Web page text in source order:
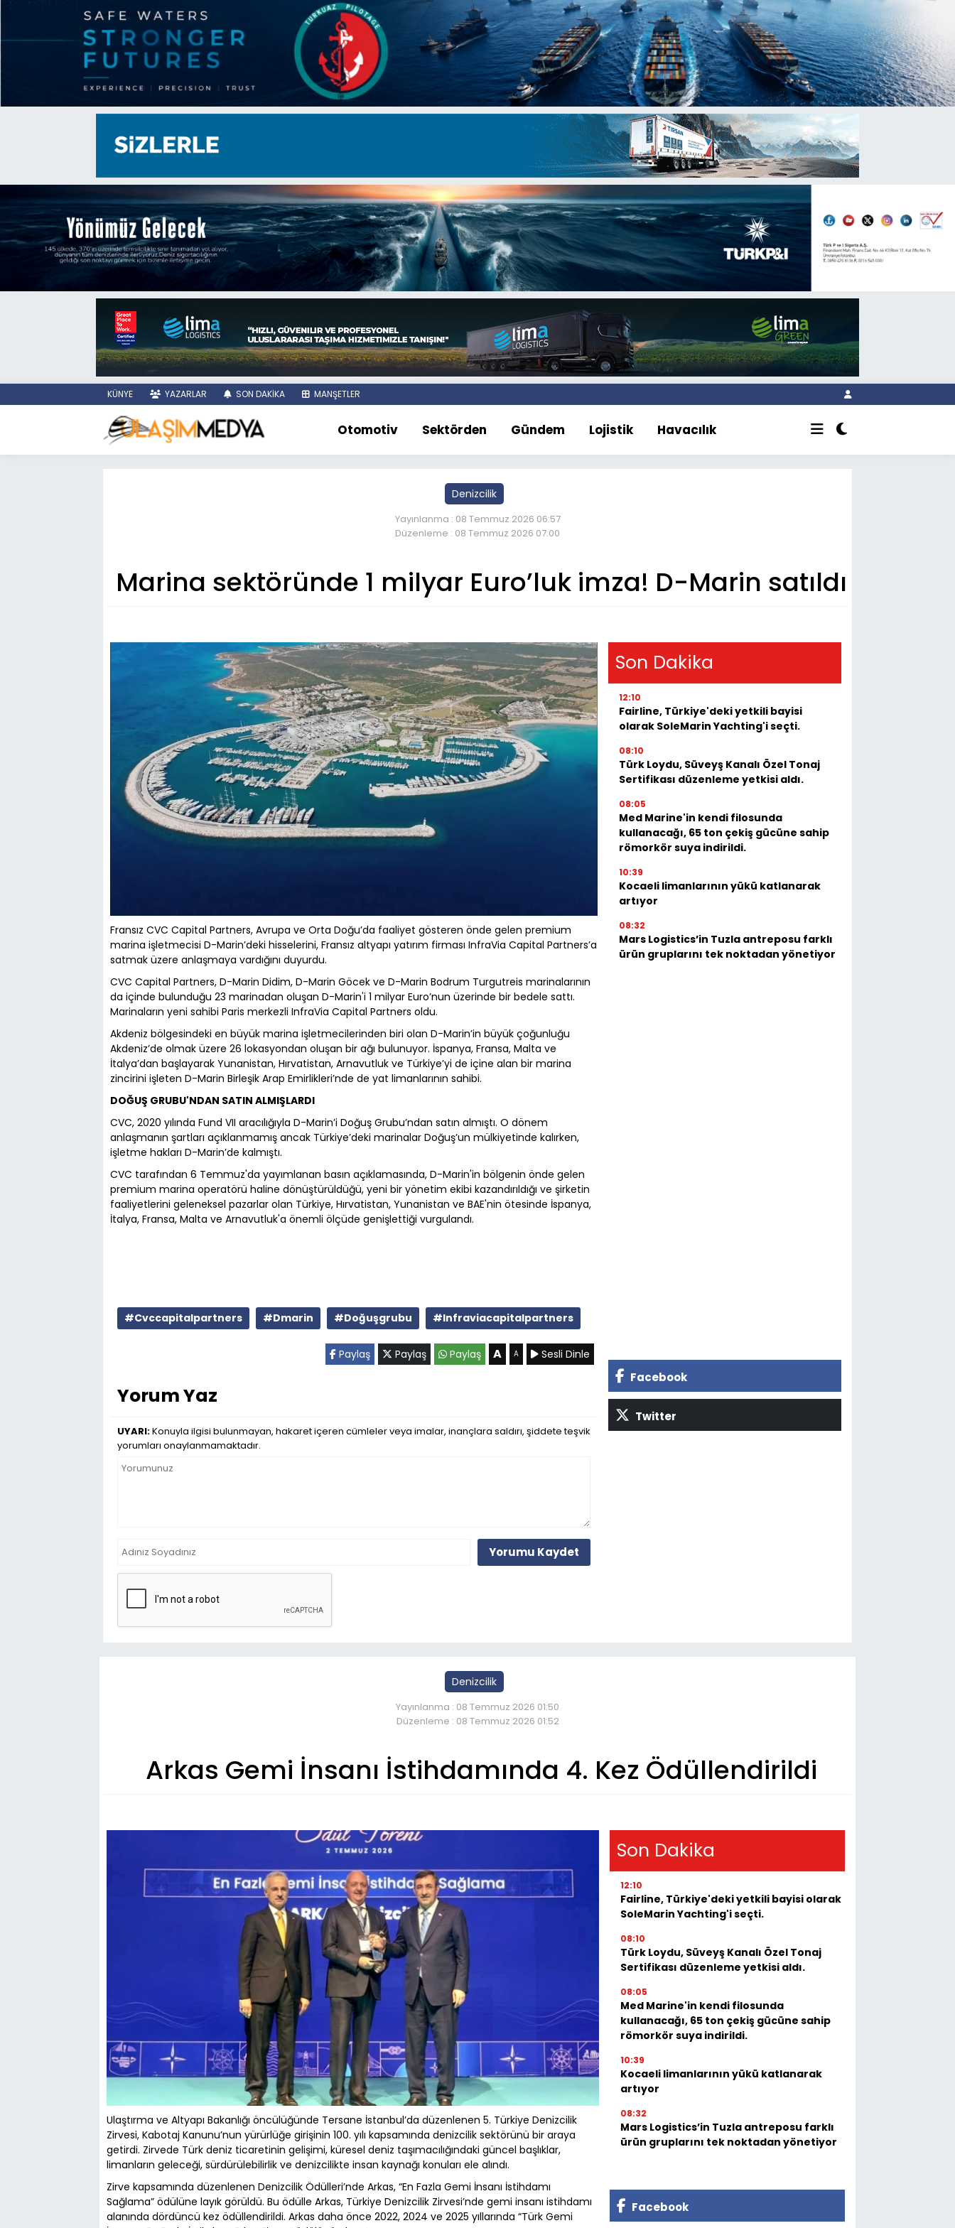
KÜNYE YAZARLAR SON DAKİKA MANŞETLER
Otomotiv Sektörden Gündem Lojistik Havacılık
Denizcilik
Yayınlanma : 08 Temmuz 2026 06:57
Düzenleme : 08 Temmuz 2026 07:00
Marina sektöründe 1 milyar Euro’luk imza! D-Marin satıldı
Fransız CVC Capital Partners, Avrupa ve Orta Doğu’da faaliyet gösteren önde gelen premium
marina işletmecisi D-Marin’deki hisselerini, Fransız altyapı yatırım firması InfraVia Capital Partners’a
satmak üzere anlaşmaya vardığını duyurdu.
CVC Capital Partners, D-Marin Didim, D-Marin Göcek ve D-Marin Bodrum Turgutreis marinalarının
da içinde bulunduğu 23 marinadan oluşan D-Marin'i 1 milyar Euro’nun üzerinde bir bedele sattı.
Marinaların yeni sahibi Paris merkezli InfraVia Capital Partners oldu.
Akdeniz bölgesindeki en büyük marina işletmecilerinden biri olan D-Marin’in büyük çoğunluğu
Akdeniz’de olmak üzere 26 lokasyondan oluşan bir ağı bulunuyor. İspanya, Fransa, Malta ve
İtalya’dan başlayarak Yunanistan, Hırvatistan, Arnavutluk ve Türkiye’yi de içine alan bir marina
zincirini işleten D-Marin Birleşik Arap Emirlikleri’nde de yat limanlarının sahibi.
DOĞUŞ GRUBU'NDAN SATIN ALMIŞLARDI
CVC, 2020 yılında Fund VII aracılığıyla D-Marin’i Doğuş Grubu’ndan satın almıştı. O dönem
anlaşmanın şartları açıklanmamış ancak Türkiye’deki marinalar Doğuş’un mülkiyetinde kalırken,
işletme hakları D-Marin’de kalmıştı.
CVC tarafından 6 Temmuz'da yayımlanan basın açıklamasında, D-Marin'in bölgenin önde gelen
premium marina operatörü haline dönüştürüldüğü, yeni bir yönetim ekibi kazandırıldığı ve şirketin
faaliyetlerini geleneksel pazarlar olan Türkiye, Hırvatistan, Yunanistan ve BAE'nin ötesinde İspanya,
İtalya, Fransa, Malta ve Arnavutluk'a önemli ölçüde genişlettiği vurgulandı.
#Cvccapitalpartners #Dmarin #Doğuşgrubu #Infraviacapitalpartners
Paylaş Paylaş Paylaş A A Sesli Dinle
Yorum Yaz
UYARI:Konuyla ilgisi bulunmayan, hakaret içeren cümleler veya imalar, inançlara saldırı, şiddete teşvik
yorumları onaylanmamaktadır.
Yorumu Kaydet
Son Dakika
12:10
Fairline, Türkiye'deki yetkili bayisi
olarak SoleMarin Yachting'i seçti.
08:10
Türk Loydu, Süveyş Kanalı Özel Tonaj
Sertifikası düzenleme yetkisi aldı.
08:05
Med Marine'in kendi filosunda
kullanacağı, 65 ton çekiş gücüne sahip
römorkör suya indirildi.
10:39
Kocaeli limanlarının yükü katlanarak
artıyor
08:32
Mars Logistics’in Tuzla antreposu farklı
ürün gruplarını tek noktadan yönetiyor
Facebook
Twitter
Denizcilik
Yayınlanma : 08 Temmuz 2026 01:50
Düzenleme : 08 Temmuz 2026 01:52
Arkas Gemi İnsanı İstihdamında 4. Kez Ödüllendirildi
Ulaştırma ve Altyapı Bakanlığı öncülüğünde Tersane İstanbul’da düzenlenen 5. Türkiye Denizcilik
Zirvesi, Kabotaj Kanunu’nun yürürlüğe girişinin 100. yılı kapsamında denizcilik sektörünü bir araya
getirdi. Zirvede Türk deniz ticaretinin gelişimi, küresel deniz taşımacılığındaki güncel başlıklar,
limanların geleceği, sürdürülebilirlik ve denizcilikte insan kaynağı konuları ele alındı.
Zirve kapsamında düzenlenen Denizcilik Ödülleri’nde Arkas, “En Fazla Gemi İnsanı İstihdamı
Sağlama” ödülüne layık görüldü. Bu ödülle Arkas, Türkiye Denizcilik Zirvesi’nde gemi insanı istihdamı
alanında dördüncü kez ödüllendirildi. Arkas daha önce 2022, 2024 ve 2025 yıllarında “Türk Gemi
Son Dakika
12:10
Fairline, Türkiye'deki yetkili bayisi olarak
SoleMarin Yachting'i seçti.
08:10
Türk Loydu, Süveyş Kanalı Özel Tonaj
Sertifikası düzenleme yetkisi aldı.
08:05
Med Marine'in kendi filosunda
kullanacağı, 65 ton çekiş gücüne sahip
römorkör suya indirildi.
10:39
Kocaeli limanlarının yükü katlanarak
artıyor
08:32
Mars Logistics’in Tuzla antreposu farklı
ürün gruplarını tek noktadan yönetiyor
Facebook